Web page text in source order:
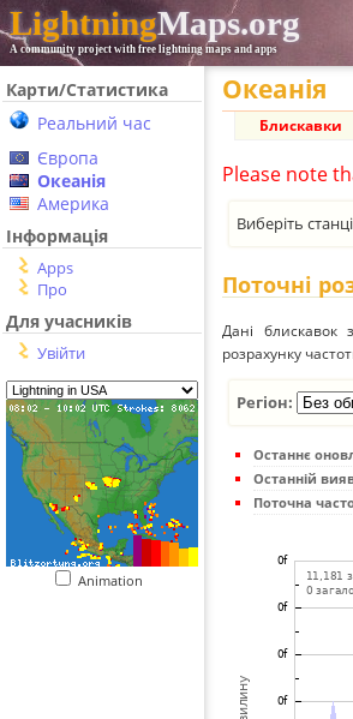
LightningMaps.org
A community project with free lightning maps and apps
Карти/Статистика
Реальний час
Європа
Океанія
Америка
Інформація
Apps
Про
Для учасників
Увійти
Animation
Океанія
Блискавки
Please note
Виберіть
Поточні
Дані блискавок
розрахунку
Регіон:
Останнє
Останній
Поточна